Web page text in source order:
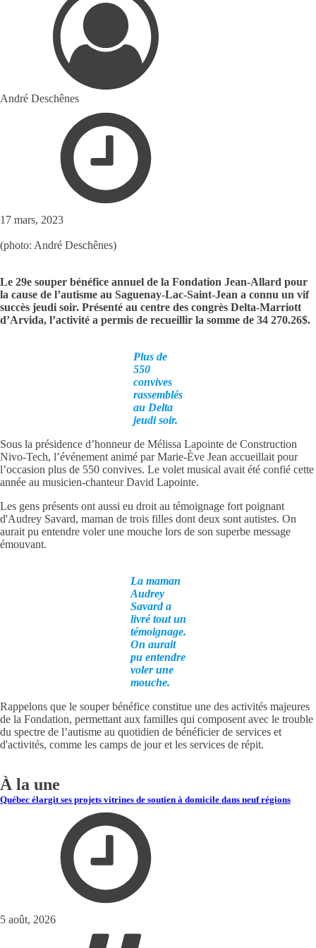
André Deschênes
17 mars, 2023
(photo: André Deschênes)
Le 29e souper bénéfice annuel de la Fondation Jean-Allard pour
la cause de l’autisme au Saguenay-Lac-Saint-Jean a connu un vif
succès jeudi soir. Présenté au centre des congrès Delta-Marriott
d’Arvida, l’activité a permis de recueillir la somme de 34 270.26$.
Plus de
550
convives
rassemblés
au Delta
jeudi soir.
Sous la présidence d’honneur de Mélissa Lapointe de Construction
Nivo-Tech, l’événement animé par Marie-Ève Jean accueillait pour
l’occasion plus de 550 convives. Le volet musical avait été confié cette
année au musicien-chanteur David Lapointe.
Les gens présents ont aussi eu droit au témoignage fort poignant
d'Audrey Savard, maman de trois filles dont deux sont autistes. On
aurait pu entendre voler une mouche lors de son superbe message
émouvant.
La maman
Audrey
Savard a
livré tout un
témoignage.
On aurait
pu entendre
voler une
mouche.
Rappelons que le souper bénéfice constitue une des activités majeures
de la Fondation, permettant aux familles qui composent avec le trouble
du spectre de l’autisme au quotidien de bénéficier de services et
d'activités, comme les camps de jour et les services de répit.
À la une
Québec élargit ses projets vitrines de soutien à domicile dans neuf régions
5 août, 2026